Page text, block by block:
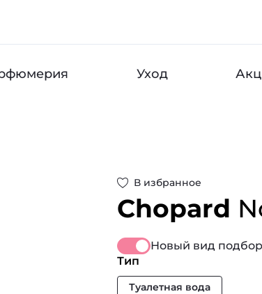
Уход
В избранное
Chopard
Новый вид
Тип
Туалетная вода